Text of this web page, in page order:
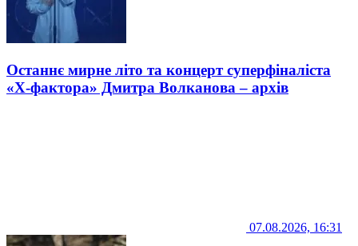
Останнє мирне літо та концерт суперфіналіста
«Х-фактора» Дмитра Волканова – архів
07.08.2026, 16:31